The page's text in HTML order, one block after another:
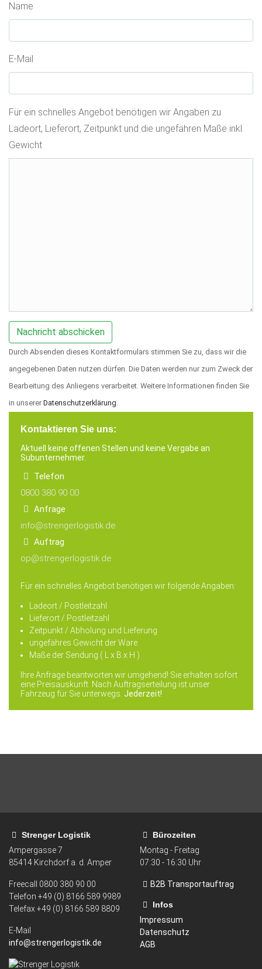
Name
E-Mail
Für ein schnelles Angebot benötigen wir Angaben zu
Ladeort, Lieferort, Zeitpunkt und die ungefähren Maße inkl.
Gewicht
Durch Absenden dieses Kontaktformulars stimmen Sie zu, dass wir die
angegebenen Daten nutzen dürfen. Die Daten werden nur zum Zweck der
Bearbeitung des Anliegens verarbeitet. Weitere Informationen finden Sie
in unserer Datenschutzerklärung.
Kontaktieren Sie uns:
Aktuell keine offenen Stellen und keine Vergabe an
Subunternehmer.
Telefon
0800 380 90 00
Anfrage
info@strengerlogistik.de
Auftrag
op@strengerlogistik.de
Für ein schnelles Angebot benötigen wir folgende Angaben:
Ladeort / Postleitzahl
Lieferort / Postleitzahl
Zeitpunkt / Abholung und Lieferung
ungefähres Gewicht der Ware
Maße der Sendung ( L x B x H )
Ihre Anfrage beantworten wir umgehend! Sie erhalten sofort
eine Preisauskunft. Nach Auftragserteilung ist unser
Fahrzeug für Sie unterwegs. Jederzeit!
Strenger Logistik
Ampergasse 7
85414 Kirchdorf a. d. Amper
Freecall 0800 380 90 00
Telefon +49 (0) 8166 589 9989
Telefax +49 (0) 8166 589 8809
E-Mail
info@strengerlogistik.de
Bürozeiten
Montag - Freitag
07:30 - 16:30 Uhr
B2B Transportauftrag
Infos
Impressum
Datenschutz
AGB